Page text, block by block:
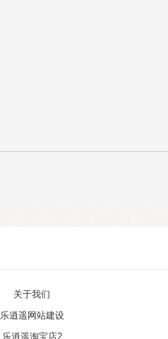
关于我们
乐逍遥网站建设
乐逍遥淘宝店2